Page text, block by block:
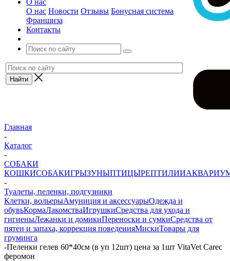
О нас
О нас Новости Отзывы Бонусная система
Франшиза
Контакты
Главная
-
Каталог
-
СОБАКИ
КОШКИСОБАКИГРЫЗУНЫПТИЦЫРЕПТИЛИИ
-
Туалеты, пеленки, подгузники
Клетки, вольерыАмуниция и аксессуарыОдежда и
обувьКормаЛакомстваИгрушкиСредства для ухода и
гигиеныЛежанки и домикиПереноски и сумкиСредства от
пятен и запаха, коррекция поведенияМискиТовары для
груминга
-Пеленки гелев 60*40см (в уп 12шт) цена за 1шт VitaVet Careс
феромон